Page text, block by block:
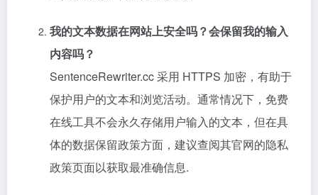
我的文本数据在网站上安全吗？会保留我的输入
内容吗？
SentenceRewriter.cc 采用 HTTPS 加密，有助于
保护用户的文本和浏览活动。通常情况下，免费
在线工具不会永久存储用户输入的文本，但在具
体的数据保留政策方面，建议查阅其官网的隐私
政策页面以获取最准确信息.